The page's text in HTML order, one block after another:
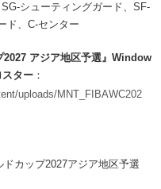
シューティングガード、SF-
ド、C-センター
2027 アジア地区予選』Window
ター ：
uploads/MNT_FIBAWC202
ドカップ2027アジア地区予選